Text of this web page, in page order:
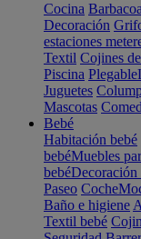
Cocina
Decoración
estaciones
Textil Cojines
Piscina Plegable
Juguetes
Mascotas
Bebé
Habitación bebé
bebéMuebles
bebéDecoración
Paseo Coche
Baño e higiene
Textil bebé